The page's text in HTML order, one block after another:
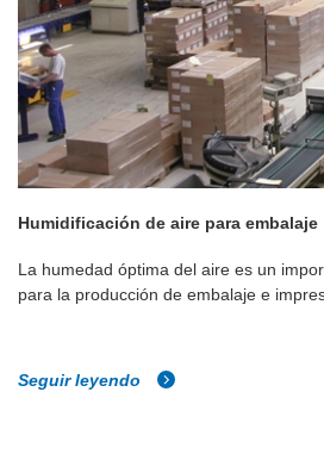
Humidificación de aire para embalaje
La humedad óptima del aire es un
para la producción de embalaje e
Seguir leyendo